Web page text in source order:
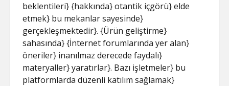
beklentileri} {hakkında} otantik içgörü} elde
etmek} bu mekanlar sayesinde}
gerçekleşmektedir}. {Ürün geliştirme}
sahasında} {İnternet forumlarında yer alan}
öneriler} inanılmaz derecede faydalı}
materyaller} yaratırlar}. Bazı işletmeler} bu
platformlarda düzenli katılım sağlamak}